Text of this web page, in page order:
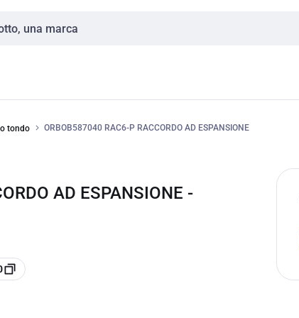
tondo ORBOB587040 RAC6-P RACCORDO AD ESPANSIONE
AD ESPANSIONE -